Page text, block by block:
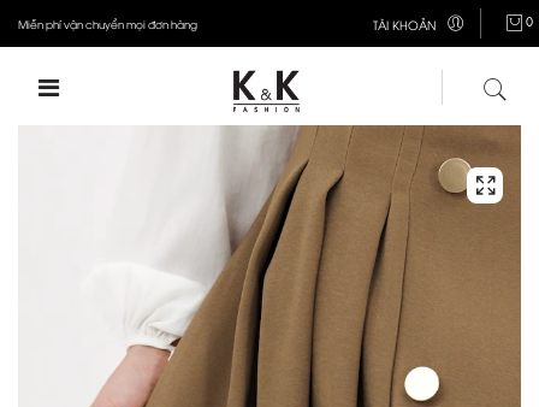
Miễn phí vận chuyển mọi đơn hàng TÀI KHOẢN 0